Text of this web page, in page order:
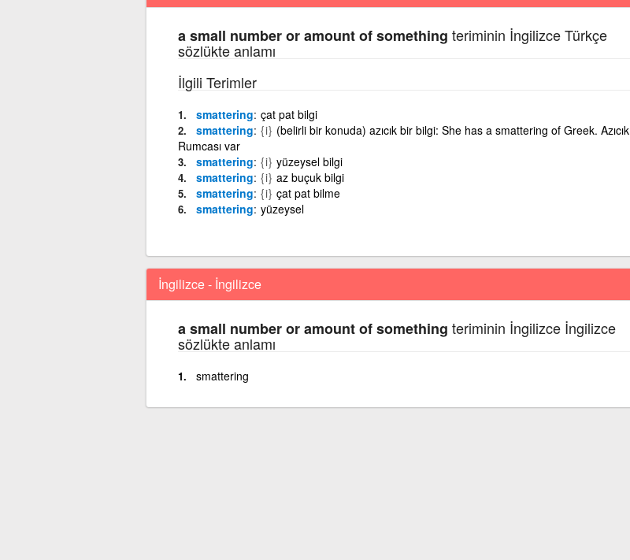
a small number or amount of something teriminin İngilizce Türkçe
sözlükte anlamı
İlgili Terimler
smattering çat pat bilgi
smattering {i} (belirli bir konuda) azıcık bir bilgi: She has a smattering of Greek. Azıcık
Rumcası var
smattering {i} yüzeysel bilgi
smattering {i} az buçuk bilgi
smattering {i} çat pat bilme
smattering yüzeysel
İngilizce - İngilizce
a small number or amount of something teriminin İngilizce İngilizce
sözlükte anlamı
smattering